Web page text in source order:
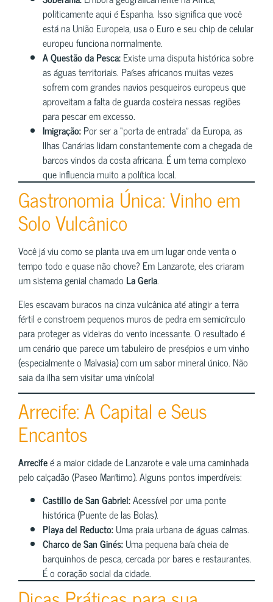
politicamente aqui é Espanha. Isso significa que você
está na União Europeia, usa o Euro e seu chip de celular
europeu funciona normalmente.
A Questão da Pesca:Existe uma disputa histórica sobre
as águas territoriais. Países africanos muitas vezes
sofrem com grandes navios pesqueiros europeus que
aproveitam a falta de guarda costeira nessas regiões
para pescar em excesso.
Imigração:Por ser a “porta de entrada” da Europa, as
Ilhas Canárias lidam constantemente com a chegada de
barcos vindos da costa africana. É um tema complexo
que influencia muito a política local.
Gastronomia Única: Vinho em
Solo Vulcânico
Você já viu como se planta uva em um lugar onde venta o
tempo todo e quase não chove? Em Lanzarote, eles criaram
um sistema genial chamado La Geria.
Eles escavam buracos na cinza vulcânica até atingir a terra
fértil e constroem pequenos muros de pedra em semicírculo
para proteger as videiras do vento incessante. O resultado é
um cenário que parece um tabuleiro de presépios e um vinho
(especialmente o Malvasia) com um sabor mineral único. Não
saia da ilha sem visitar uma vinícola!
Arrecife: A Capital e Seus
Encantos
Arrecifeé a maior cidade de Lanzarote e vale uma caminhada
pelo calçadão (Paseo Marítimo). Alguns pontos imperdíveis:
Castillo de San Gabriel:Acessível por uma ponte
histórica (Puente de las Bolas).
Playa del Reducto:Uma praia urbana de águas calmas.
Charco de San Ginés:Uma pequena baía cheia de
barquinhos de pesca, cercada por bares e restaurantes.
É o coração social da cidade.